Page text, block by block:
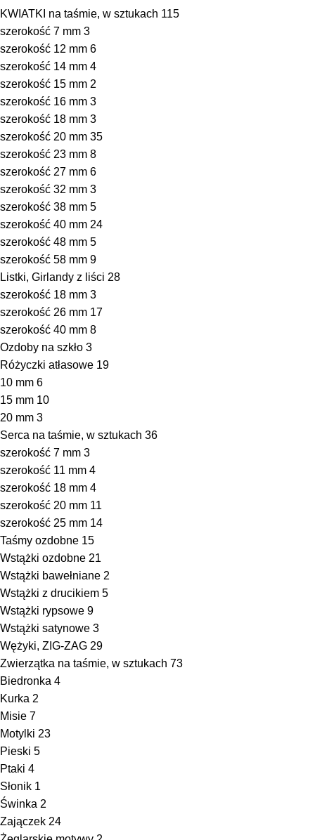
KWIATKI na taśmie, w sztukach 115
szerokość 7 mm 3
szerokość 12 mm 6
szerokość 14 mm 4
szerokość 15 mm 2
szerokość 16 mm 3
szerokość 18 mm 3
szerokość 20 mm 35
szerokość 23 mm 8
szerokość 27 mm 6
szerokość 32 mm 3
szerokość 38 mm 5
szerokość 40 mm 24
szerokość 48 mm 5
szerokość 58 mm 9
Listki, Girlandy z liści 28
szerokość 18 mm 3
szerokość 26 mm 17
szerokość 40 mm 8
Ozdoby na szkło 3
Różyczki atłasowe 19
10 mm 6
15 mm 10
20 mm 3
Serca na taśmie, w sztukach 36
szerokość 7 mm 3
szerokość 11 mm 4
szerokość 18 mm 4
szerokość 20 mm 11
szerokość 25 mm 14
Taśmy ozdobne 15
Wstążki ozdobne 21
Wstążki bawełniane 2
Wstążki z drucikiem 5
Wstążki rypsowe 9
Wstążki satynowe 3
Wężyki, ZIG-ZAG 29
Zwierzątka na taśmie, w sztukach 73
Biedronka 4
Kurka 2
Misie 7
Motylki 23
Pieski 5
Ptaki 4
Słonik 1
Świnka 2
Zajączek 24